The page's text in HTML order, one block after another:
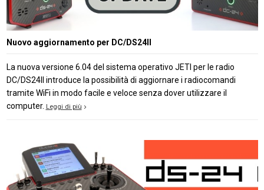
Nuovo aggiornamento per DC/DS24II
La nuova versione 6.04 del sistema operativo JETI per le radio
DC/DS24II introduce la possibilità di aggiornare i radiocomandi
tramite WiFi in modo facile e veloce senza dover utilizzare il
computer. Leggi di più